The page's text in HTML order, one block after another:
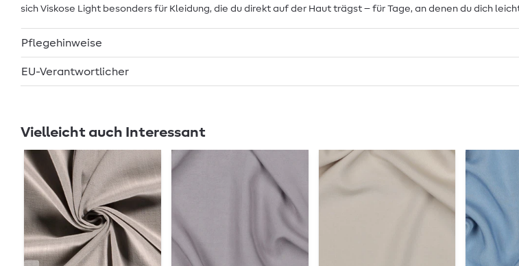
sich Viskose Light besonders für Kleidung, die du direkt auf der Haut trägst – für Tage, an denen du dich
Pflegehinweise
EU-Verantwortlicher
Vielleicht auch Interessant